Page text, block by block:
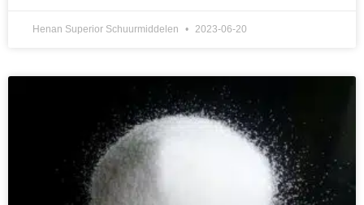
Henan Superior Schuurmiddelen 2023-06-20